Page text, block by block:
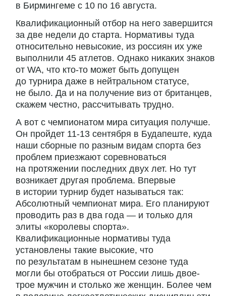
в Бирмингеме с 10 по 16 августа.
Квалификационный отбор на него завершится
за две недели до старта. Нормативы туда
относительно невысокие, из россиян их уже
выполнили 45 атлетов. Однако никаких знаков
от WA, что кто-то может быть допущен
до турнира даже в нейтральном статусе,
не было. Да и на получение виз от британцев,
скажем честно, рассчитывать трудно.
А вот с чемпионатом мира ситуация получше.
Он пройдет 11-13 сентября в Будапеште, куда
наши сборные по разным видам спорта без
проблем приезжают соревноваться
на протяжении последних двух лет. Но тут
возникает другая проблема. Впервые
в истории турнир будет называться так:
Абсолютный чемпионат мира. Его планируют
проводить раз в два года — и только для
элиты «королевы спорта».
Квалификационные нормативы туда
установлены такие высокие, что
по результатам в нынешнем сезоне туда
могли бы отобраться от России лишь двое-
трое мужчин и столько же женщин. Более чем